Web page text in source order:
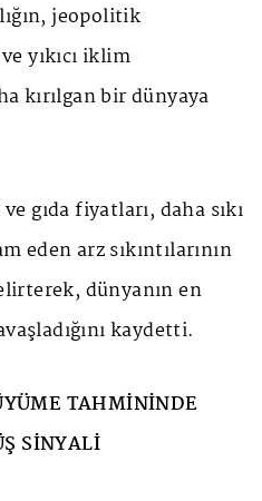
jeopolitik
yıkıcı iklim
kırılgan bir dünyaya
gıda fiyatları, daha sıkı
eden arz sıkıntılarının
dünyanın en
kaydetti.
TAHMİNİNDE
SİNYALİ